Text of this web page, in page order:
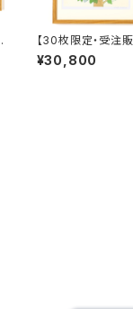
【30枚限定・受注販
ヒダカナオト 複製
「寝息と鼻歌の木」
¥30,800